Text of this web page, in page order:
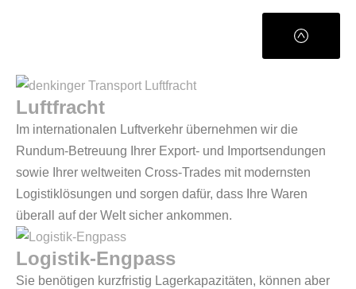
Luftfracht
Im internationalen Luftverkehr übernehmen wir die
Rundum-Betreuung Ihrer Export- und Importsendungen
sowie Ihrer weltweiten Cross-Trades mit modernsten
Logistiklösungen und sorgen dafür, dass Ihre Waren
überall auf der Welt sicher ankommen.
Logistik-Engpass
Sie benötigen kurzfristig Lagerkapazitäten, können aber